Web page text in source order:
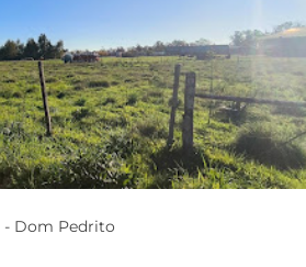
Terreno em Humaita - Dom Pedrito